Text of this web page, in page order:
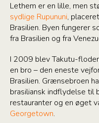
Lethem er en lille, men
sydlige Rupununi,
Brasilien. Byen fungerer
fra Brasilien og fra
I 2009 blev Takutu-
en bro – den eneste
Brasilien. Grænsebroen
brasiliansk indflydelse til
restauranter og en øget
Georgetown.